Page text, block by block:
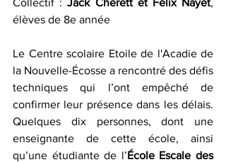
Collectif : Jack Cherett et Félix Nayet,
élèves de 8e année
Le Centre scolaire Etoile de l'Acadie de
la Nouvelle-Écosse a rencontré des défis
techniques qui l’ont empêché de
confirmer leur présence dans les délais.
Quelques dix personnes, dont une
enseignante de cette école, ainsi
qu’une étudiante de l’École Escale des